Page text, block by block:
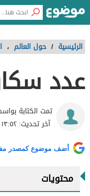
الرئيسية / حول العالم ،
عدد
تمت الكتابة
آخر تحديث:١٣:٥٢ ، ٢٩ مارس ٢٠١٦
أضف موضوع كمصدر
محتويات